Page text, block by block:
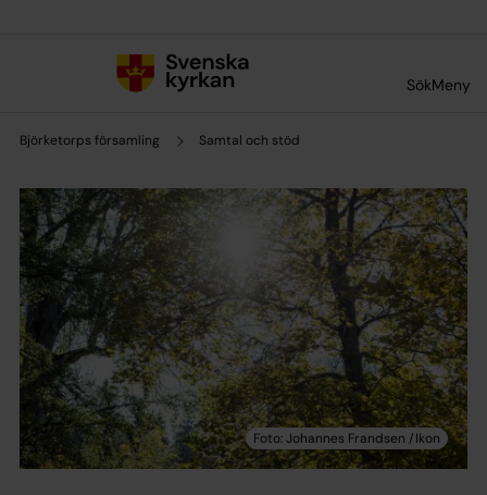
SökMeny
Björketorps församling Samtal och stöd